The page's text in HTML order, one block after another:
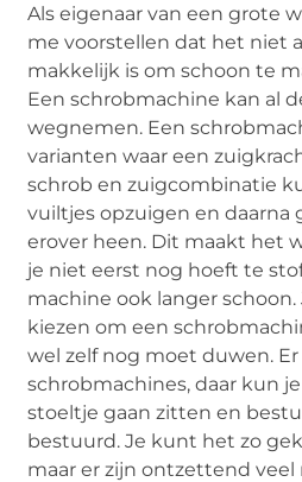
Als eigenaar van een grote
me voorstellen dat het niet
makkelijk is om schoon te
Een schrobmachine kan al
wegnemen. Een
varianten waar een
schrob en zuigcombinatie
vuiltjes opzuigen en daarna
erover heen. Dit maakt het
je niet eerst nog hoeft te
machine ook langer
kiezen om een
wel zelf nog moet duwen.
schrobmachines, daar kun
stoeltje gaan zitten en
bestuurd. Je kunt het zo
maar er zijn ontzettend